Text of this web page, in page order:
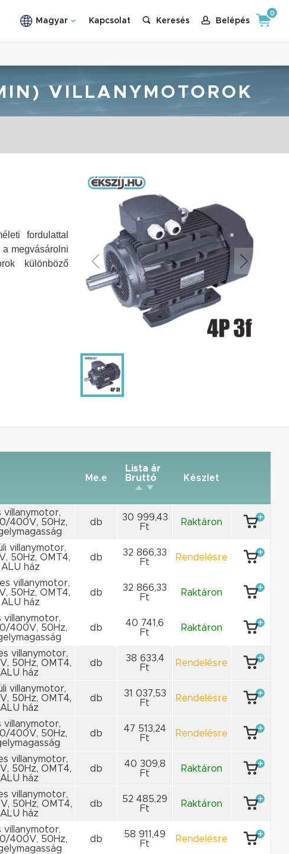
Magyar Kapcsolat Keresés Belépés
0
VILLANYMOTOROK
fordulattal
megvásárolni
különböző
Me.e
Lista ár
Bruttó
Készlet
villanymotor,
400V, 50Hz,
db
30 999,43
Ft
Raktáron
villanymotor,
50Hz, OMT4,
ház
db
32 866,33
Ft
Rendelésre
villanymotor,
50Hz, OMT4,
ház
db
32 866,33
Ft
Raktáron
villanymotor,
400V, 50Hz,
db
40 741,6
Ft
Raktáron
villanymotor,
50Hz, OMT4,
ház
db
38 633,4
Ft
Rendelésre
villanymotor,
50Hz, OMT4,
ház
db
31 037,53
Ft
Rendelésre
villanymotor,
400V, 50Hz,
db
47 513,24
Ft
Rendelésre
villanymotor,
50Hz, OMT4,
ház
db
40 309,8
Ft
Raktáron
villanymotor,
50Hz, OMT4,
ház
db
52 485,29
Ft
Raktáron
villanymotor,
400V, 50Hz,
db
58 911,49
Ft
Rendelésre